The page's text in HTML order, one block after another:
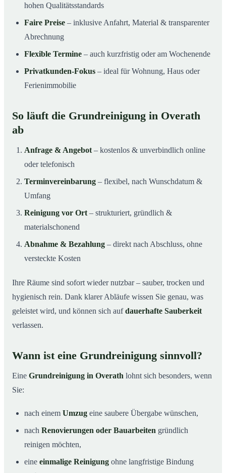
hohen Qualitätsstandards
Faire Preise – inklusive Anfahrt, Material & transparenter
Abrechnung
Flexible Termine – auch kurzfristig oder am Wochenende
Privatkunden-Fokus – ideal für Wohnung, Haus oder
Ferienimmobilie
So läuft die Grundreinigung in Overath
ab
Anfrage & Angebot – kostenlos & unverbindlich online
oder telefonisch
Terminvereinbarung – flexibel, nach Wunschdatum &
Umfang
Reinigung vor Ort – strukturiert, gründlich &
materialschonend
Abnahme & Bezahlung – direkt nach Abschluss, ohne
versteckte Kosten
Ihre Räume sind sofort wieder nutzbar – sauber, trocken und
hygienisch rein. Dank klarer Abläufe wissen Sie genau, was
geleistet wird, und können sich aufdauerhafte Sauberkeit
verlassen.
Wann ist eine Grundreinigung sinnvoll?
Eine Grundreinigung in Overath lohnt sich besonders, wenn
Sie:
nach einem Umzug eine saubere Übergabe wünschen,
nach Renovierungen oder Bauarbeiten gründlich
reinigen möchten,
eine einmalige Reinigung ohne langfristige Bindung